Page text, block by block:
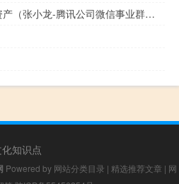
微信创始人张小龙有多少资产（张小龙-腾讯公司微信事业群总裁介绍）
知识点
Powered by 网站分类目录 | 精选推荐文章 | 网